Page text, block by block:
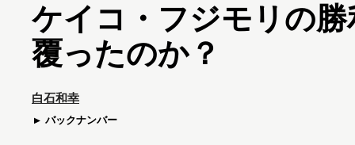
ケイコ・フジモリの
覆ったのか？
白石和幸
バックナンバー